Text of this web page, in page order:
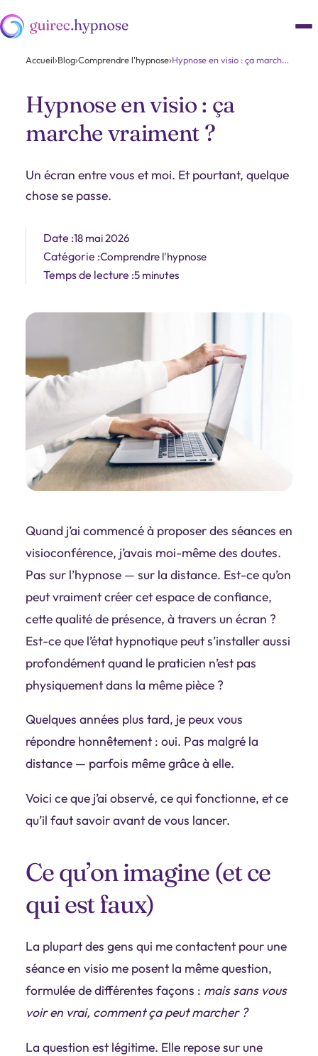
Accueil›Blog›Comprendre l'hypnose› Hypnose en visio : ça marche vraiment ?
Hypnose en visio : ça
marche vraiment ?
Un écran entre vous et moi. Et pourtant, quelque
chose se passe.
Date :18 mai 2026
Catégorie :Comprendre l'hypnose
Temps de lecture :5 minutes
Quand j’ai commencé à proposer des séances en
visioconférence, j’avais moi-même des doutes.
Pas sur l’hypnose — sur la distance. Est-ce qu’on
peut vraiment créer cet espace de confiance,
cette qualité de présence, à travers un écran ?
Est-ce que l’état hypnotique peut s’installer aussi
profondément quand le praticien n’est pas
physiquement dans la même pièce ?
Quelques années plus tard, je peux vous
répondre honnêtement : oui. Pas malgré la
distance — parfois même grâce à elle.
Voici ce que j’ai observé, ce qui fonctionne, et ce
qu’il faut savoir avant de vous lancer.
Ce qu’on imagine (et ce
qui est faux)
La plupart des gens qui me contactent pour une
séance en visio me posent la même question,
formulée de différentes façons : mais sans vous
voir en vrai, comment ça peut marcher ?
La question est légitime. Elle repose sur une